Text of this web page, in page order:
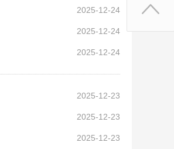
2025-12-24
2025-12-24
2025-12-24
2025-12-23
2025-12-23
2025-12-23